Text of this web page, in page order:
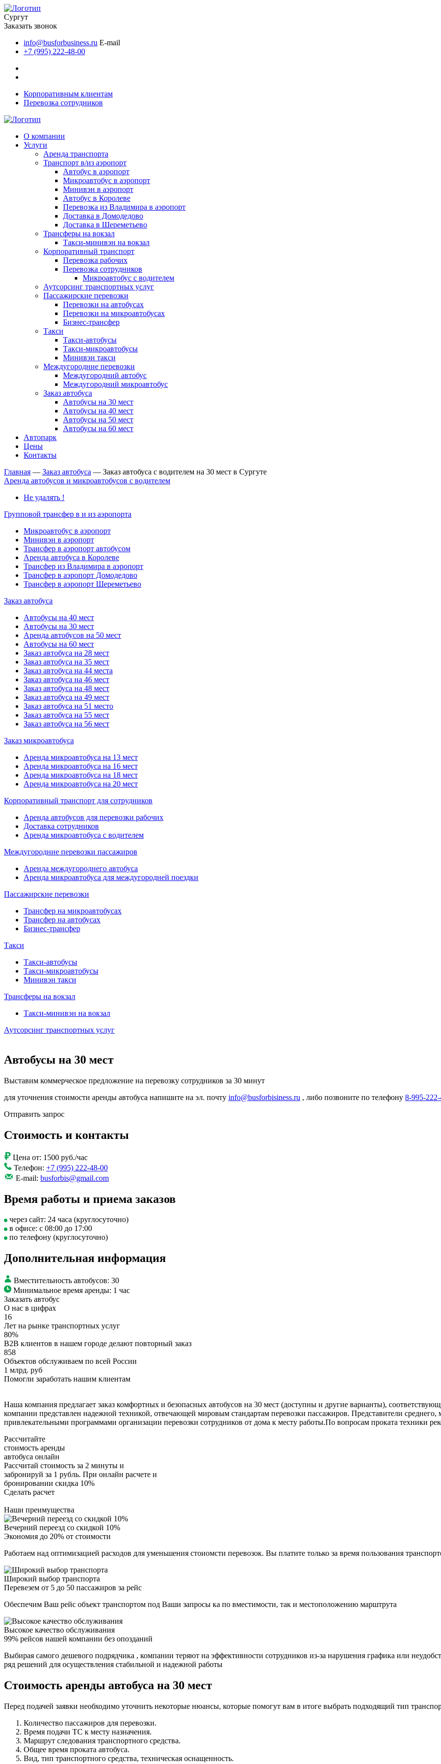
Сургут
Заказать звонок
info@busforbusiness.ru E-mail
+7 (995) 222-48-00
Корпоративным клиентам
Перевозка сотрудников
О компании
Услуги
Аренда транспорта
Транспорт в/из аэропорт
Автобус в аэропорт
Микроавтобус в аэропорт
Минивэн в аэропорт
Автобус в Королеве
Перевозка из Владимира в аэропорт
Доставка в Домодедово
Доставка в Шереметьево
Трансферы на вокзал
Такси-минивэн на вокзал
Корпоративный транспорт
Перевозка рабочих
Перевозка сотрудников
Микроавтобус с водителем
Аутсорсинг транспортных услуг
Пассажирские перевозки
Перевозки на автобусах
Перевозки на микроавтобусах
Бизнес-трансфер
Такси
Такси-автобусы
Такси-микроавтобусы
Минивэн такси
Междугородние перевозки
Междугородний автобус
Междугородний микроавтобус
Заказ автобуса
Автобусы на 30 мест
Автобусы на 40 мест
Автобусы на 50 мест
Автобусы на 60 мест
Автопарк
Цены
Контакты
Главная — Заказ автобуса — Заказ автобуса с водителем на 30 мест в Сургуте
Аренда автобусов и микроавтобусов с водителем
Не удалять !
Групповой трансфер в и из аэропорта
Микроавтобус в аэропорт
Минивэн в аэропорт
Трансфер в аэропорт автобусом
Аренда автобуса в Королеве
Трансфер из Владимира в аэропорт
Трансфер в аэропорт Домодедово
Трансфер в аэропорт Шереметьево
Заказ автобуса
Автобусы на 40 мест
Автобусы на 30 мест
Аренда автобусов на 50 мест
Автобусы на 60 мест
Заказ автобуса на 28 мест
Заказ автобуса на 35 мест
Заказ автобуса на 44 места
Заказ автобуса на 46 мест
Заказ автобуса на 48 мест
Заказ автобуса на 49 мест
Заказ автобуса на 51 место
Заказ автобуса на 55 мест
Заказ автобуса на 56 мест
Заказ микроавтобуса
Аренда микроавтобуса на 13 мест
Аренда микроавтобуса на 16 мест
Аренда микроавтобуса на 18 мест
Аренда микроавтобуса на 20 мест
Корпоративный транспорт для сотрудников
Аренда автобусов для перевозки рабочих
Доставка сотрудников
Аренда микроавтобуса с водителем
Междугородние перевозки пассажиров
Аренда междугороднего автобуса
Аренда микроавтобуса для междугородней поездки
Пассажирские перевозки
Трансфер на микроавтобусах
Трансфер на автобусах
Бизнес-трансфер
Такси
Такси-автобусы
Такси-микроавтобусы
Минивэн такси
Трансферы на вокзал
Такси-минивэн на вокзал
Аутсорсинг транспортных услуг
Автобусы на 30 мест
Выставим коммерческое предложение на перевозку сотрудников за 30 минут
для уточнения стоимости аренды автобуса напишите на эл. почту info@busforbisiness.ru , либо позвоните по телефону 8-995-
Отправить запрос
Стоимость и контакты
Цена от: 1500 руб./час
Телефон: +7 (995) 222-48-00
E-mail: busforbis@gmail.com
Время работы и приема заказов
через сайт: 24 часа (круглосуточно)
в офисе: с 08:00 до 17:00
по телефону (круглосуточно)
Дополнительная информация
Вместительность автобусов: 30
Минимальное время аренды: 1 час
Заказать автобус
О нас в цифрах
16
Лет на рынке транспортных услуг
80%
B2B клиентов в нашем городе делают повторный заказ
858
Объектов обслуживаем по всей России
1 млрд. руб
Помогли заработать нашим клиентам
Наша компания предлагает заказ комфортных и безопасных автобусов на 30 мест (доступны и другие варианты),
компании представлен надежной техникой, отвечающей мировым стандартам перевозки пассажиров. Представители среднего,
привлекательными программами организации перевозки сотрудников от дома к месту работы.По вопросам проката техники
Рассчитайте
стоимость аренды
автобуса онлайн
Рассчитай стоимость за 2 минуты и
забронируй за 1 рубль. При онлайн расчете и
бронировании скидка 10%
Сделать расчет
Наши преимущества
Вечерний переезд со скидкой 10%
Экономия до 20% от стоимости
Работаем над оптимизацией расходов для уменьшения стоиомсти перевозок. Вы платите только за время пользования
Широкий выбор транспорта
Перевезем от 5 до 50 пассажиров за рейс
Обеспечим Ваш рейс объект транспортом под Ваши запросы ка по вместимости, так и местоположению марштрута
Высокое качество обслуживания
99% рейсов нашей компании без опозданий
Выбирая самого дешевого подрядчика , компании теряют на эффективности сотрудников из-за нарушения графика или
ряд решений для осуществления стабильной и надежной работы
Стоимость аренды автобуса на 30 мест
Перед подачей заявки необходимо уточнить некоторые нюансы, которые помогут вам в итоге выбрать подходящий тип
Количество пассажиров для перевозки.
Время подачи ТС к месту назначения.
Маршрут следования транспортного средства.
Общее время проката автобуса.
Вид, тип транспортного средства, техническая оснащенность.